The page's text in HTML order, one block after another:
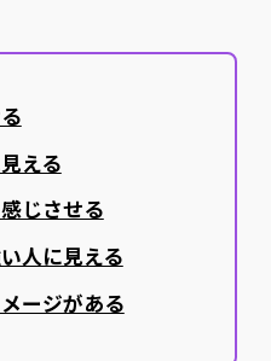
える
じさせる
人に見える
ージがある